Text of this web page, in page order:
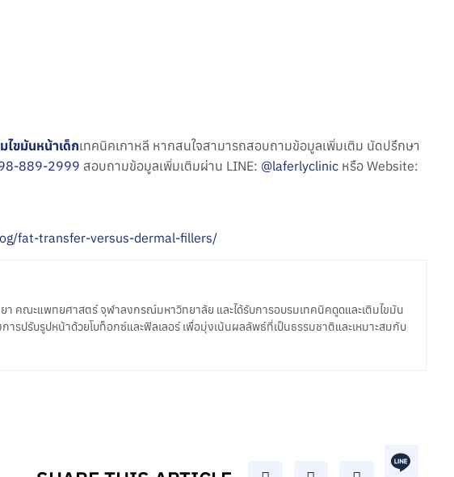
ไขมันหน้าเด็กเทคนิคเกาหลี หากสนใจสามารถสอบถามข้อมูลเพิ่มเติม นัดปรึกษา
889-2999 สอบถามข้อมูลเพิ่มเติมผ่าน LINE: @laferlyclinic หรือ Website:
fat-transfer-versus-dermal-fillers/
ณะแพทยศาสตร์ จุฬาลงกรณ์มหาวิทยาลัย และได้รับการอบรมเทคนิคดูดและเติมไขมัน
ปรับรูปหน้าด้วยโบท็อกซ์และฟิลเลอร์ เพื่อมุ่งเน้นผลลัพธ์ที่เป็นธรรมชาติและเหมาะสมกับ